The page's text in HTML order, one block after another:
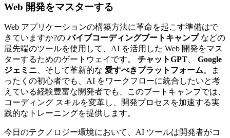
Web 開発をマスターする
Web アプリケーションの構築方法に革命を起こす準備はで
きていますか?のバイブコーディングブートキャンプなどの
最先端のツールを使用して、AI を活用した Web 開発をマス
ターするためのゲートウェイです。 チャットGPT
Google
ジェミニ 、そして革新的な 愛すべきプラットフォーム。ま
ったくの初心者でも、AI をワークフローに統合したいと考
えている経験豊富な開発者でも、このブートキャンプでは、
コーディング スキルを変革し、開発プロセスを加速する実
践的なトレーニングを提供します。
今日のテクノロジー環境において、AI ツールは開発者がコ